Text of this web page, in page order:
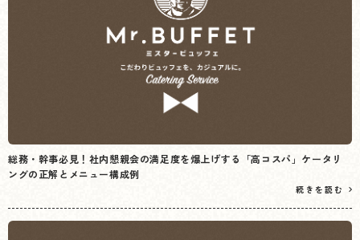
総務・幹事必見！社内懇親会の満足度を爆上げする「高コスパ」ケータリ
ングの正解とメニュー構成例
続きを読む